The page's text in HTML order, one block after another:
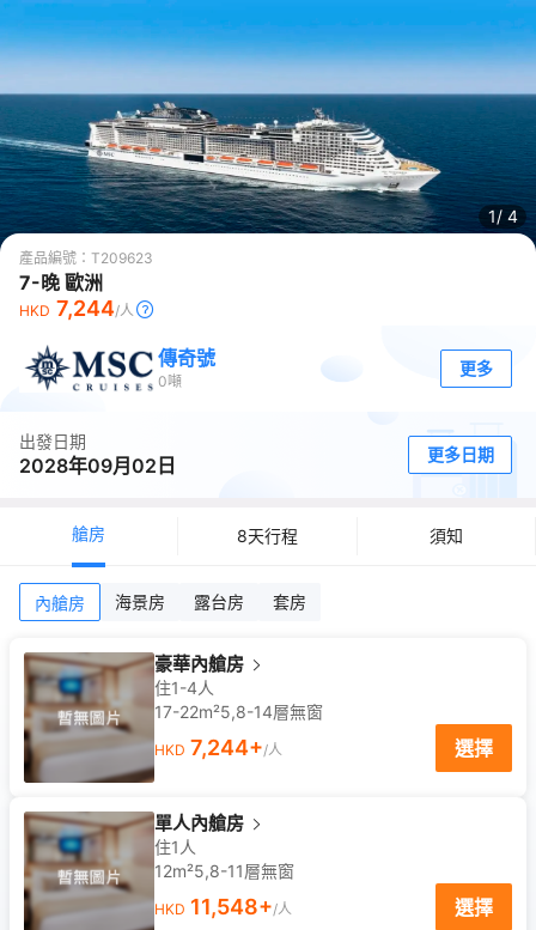
1/ 4
產品編號： T209623
7-晚 歐洲
HKD 7,244/人
傳奇號
0噸
更多
出發日期
2028年09月02日 更多日期
艙房 8天行程 須知
內艙房 海景房 露台房 套房
豪華內艙房
住1-4人
17-22m²5,8-14層無窗
HKD 7,244+/人 選擇
單人內艙房
住1人
12m²5,8-11層無窗
HKD 11,548+/人 選擇